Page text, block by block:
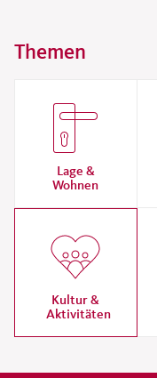
Themen
Lage &
Wohnen
Kultur &
Aktivitäten